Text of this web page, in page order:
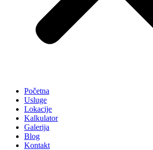
Početna
Usluge
Lokacije
Kalkulator
Galerija
Blog
Kontakt